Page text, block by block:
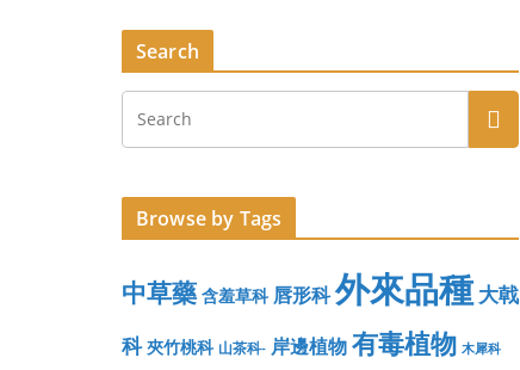
Search
Browse by Tags
中草藥 含羞草科 唇形科外來品種 大戟
科 夾竹桃科 山茶科- 岸邊植物有毒植物 木犀科